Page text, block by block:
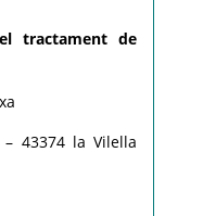
tractament de
– 43374 la Vilella